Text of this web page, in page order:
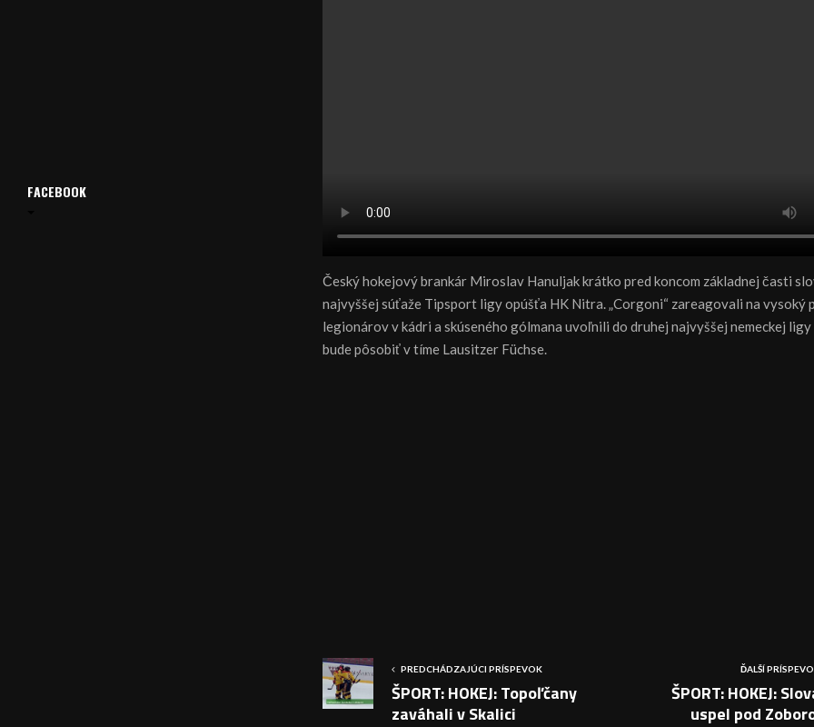
Český hokejový brankár Miroslav Hanuljak krátko pred koncom základnej časti
najvyššej súťaže Tipsport ligy opúšťa HK Nitra. „Corgoni“ zareagovali na vysoký
legionárov v kádri a skúseného gólmana uvoľnili do druhej najvyššej nemeckej ligy
bude pôsobiť v tíme Lausitzer Füchse.
PREDCHÁDZAJÚCI PRÍSPEVOK
ŠPORT: HOKEJ: Topoľčany
zaváhali v Skalici
ĎALŠÍ
ŠPORT: HOKEJ:
uspel pod
FACEBOOK